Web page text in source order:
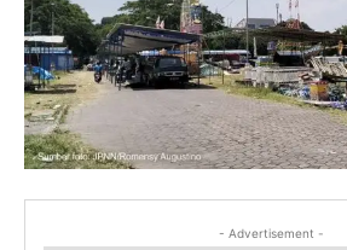
- Advertisement -